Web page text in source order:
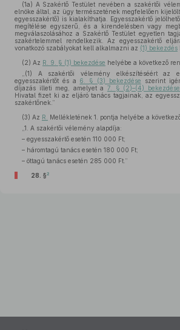
(1a) A Szakértő Testület nevében a szakértői
elnöke által, az ügy természetének megfelelően
egyesszakértő) is kialakíthatja. Egyesszakértő
megítélése egyszerű, és a kirendelésben vagy
megválaszolásához a Szakértő Testület egyetlen
szakértelemmel rendelkezik. Az egyesszakértő
vonatkozó szabályokat kell alkalmazni az (1) bekezdés
(2) Az R. 9. § (1) bekezdése helyébe a következő
„(1) A szakértői vélemény elkészítéséért az
egyesszakértőt és a 6. § (3) bekezdése szerint
díjazás illeti meg, amelyet a 7. § (2)–(4)
Hivatal fizet ki az eljáró tanács tagjainak, az
szakértőnek.”
(3) Az R.
Mellékletének 1. pontja helyébe a
„1. A szakértői vélemény alapdíja:
– egyesszakértő esetén 110 000 Ft;
– háromtagú tanács esetén 180 000 Ft;
– öttagú tanács esetén 285 000 Ft.”
28. §2